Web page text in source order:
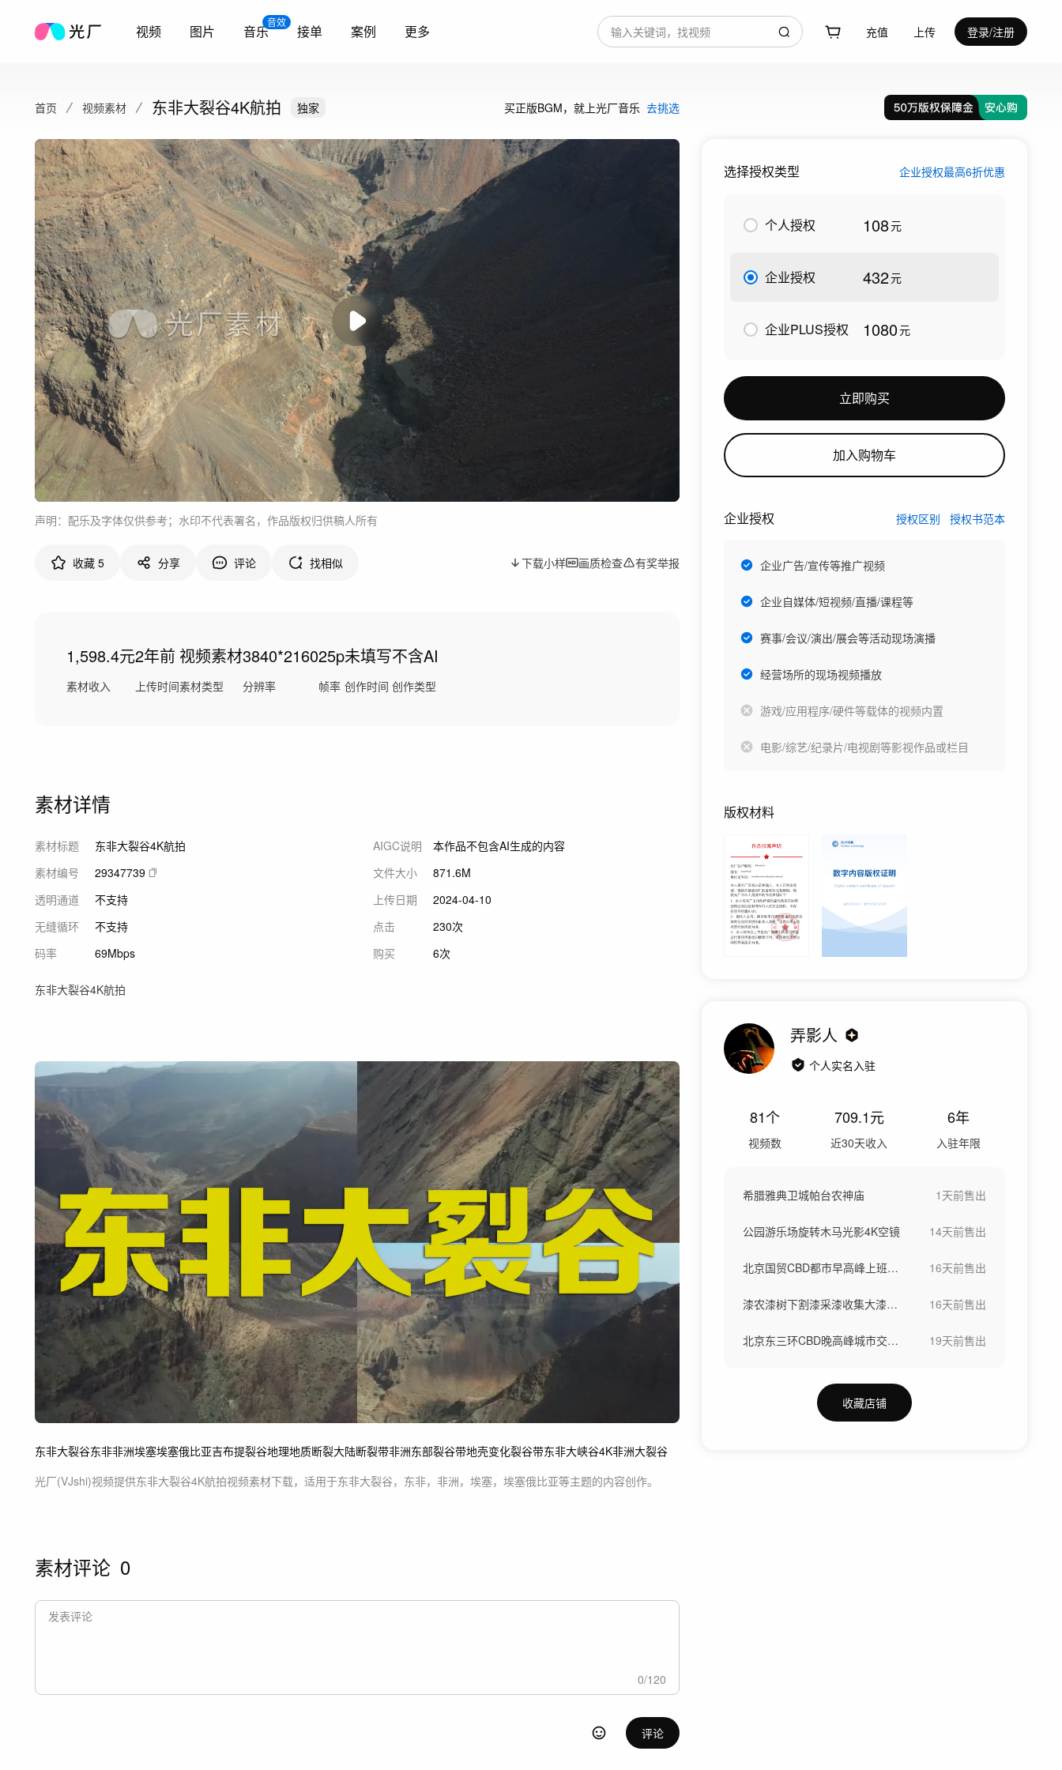
视频 图片
音效
音乐 接单 案例 更多 充值 上传 登录/注册
首页 视频素材 东非大裂谷4K航拍 独家 买正版BGM，就上光厂音乐 去挑选
声明：配乐及字体仅供参考；水印不代表署名，作品版权归供稿人所有
收藏 5 分享 评论 找相似 下载小样 画质检查 有奖举报
1,598.4元
素材收入
2年前
上传时间
视频素材
素材类型
3840*2160
分辨率
25p
帧率
未填写
创作时间
不含AI
创作类型
素材详情
素材标题
东非大裂谷4K航拍
素材编号
29347739
透明通道
不支持
无缝循环
不支持
码率
69Mbps
AIGC说明
本作品不包含AI生成的内容
文件大小
871.6M
上传日期
2024-04-10
点击
230次
购买
6次
东非大裂谷4K航拍
东非大裂谷东非非洲埃塞埃塞俄比亚吉布提裂谷地理地质断裂大陆断裂带非洲东部裂谷带地壳变化裂谷带东非大峡谷4K非洲大裂谷
光厂(VJshi)视频提供东非大裂谷4K航拍视频素材下载，适用于东非大裂谷，东非，非洲，埃塞，埃塞俄比亚等主题的内容创作。
素材评论 0
0/120
评论
选择授权类型 企业授权最高6折优惠
个人授权 108元
企业授权 432元
企业PLUS授权 1080元
立即购买
加入购物车
企业授权 授权区别 授权书范本
企业广告/宣传等推广视频
企业自媒体/短视频/直播/课程等
赛事/会议/演出/展会等活动现场演播
经营场所的现场视频播放
游戏/应用程序/硬件等载体的视频内置
电影/综艺/纪录片/电视剧等影视作品或栏目
版权材料
弄影人
个人实名入驻
81个
视频数
709.1元
近30天收入
6年
入驻年限
希腊雅典卫城帕台农神庙 1天前售出
公园游乐场旋转木马光影4K空镜 14天前售出
北京国贸CBD都市早高峰上班人流 16天前售出
漆农漆树下割漆采漆收集大漆生漆过程 16天前售出
北京东三环CBD晚高峰城市交通堵车 19天前售出
收藏店铺